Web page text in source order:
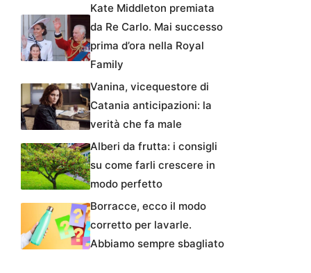
Kate Middleton premiata
da Re Carlo. Mai successo
prima d’ora nella Royal
Family
Vanina, vicequestore di
Catania anticipazioni: la
verità che fa male
Alberi da frutta: i consigli
su come farli crescere in
modo perfetto
Borracce, ecco il modo
corretto per lavarle.
Abbiamo sempre sbagliato